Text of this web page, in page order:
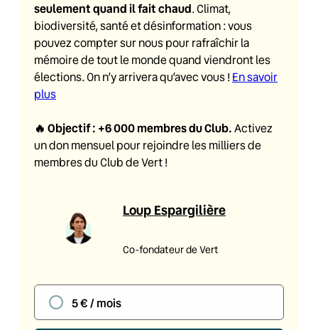
seulement quand il fait chaud. Climat,
biodiversité, santé et désinformation : vous
pouvez compter sur nous pour rafraîchir la
mémoire de tout le monde quand viendront les
élections. On n’y arrivera qu’avec vous ! En savoir
plus
🔥 Objectif : +6 000 membres du Club. Activez
un don mensuel pour rejoindre les milliers de
membres du Club de Vert !
Loup Espargilière
Co-fondateur de Vert
5 € / mois